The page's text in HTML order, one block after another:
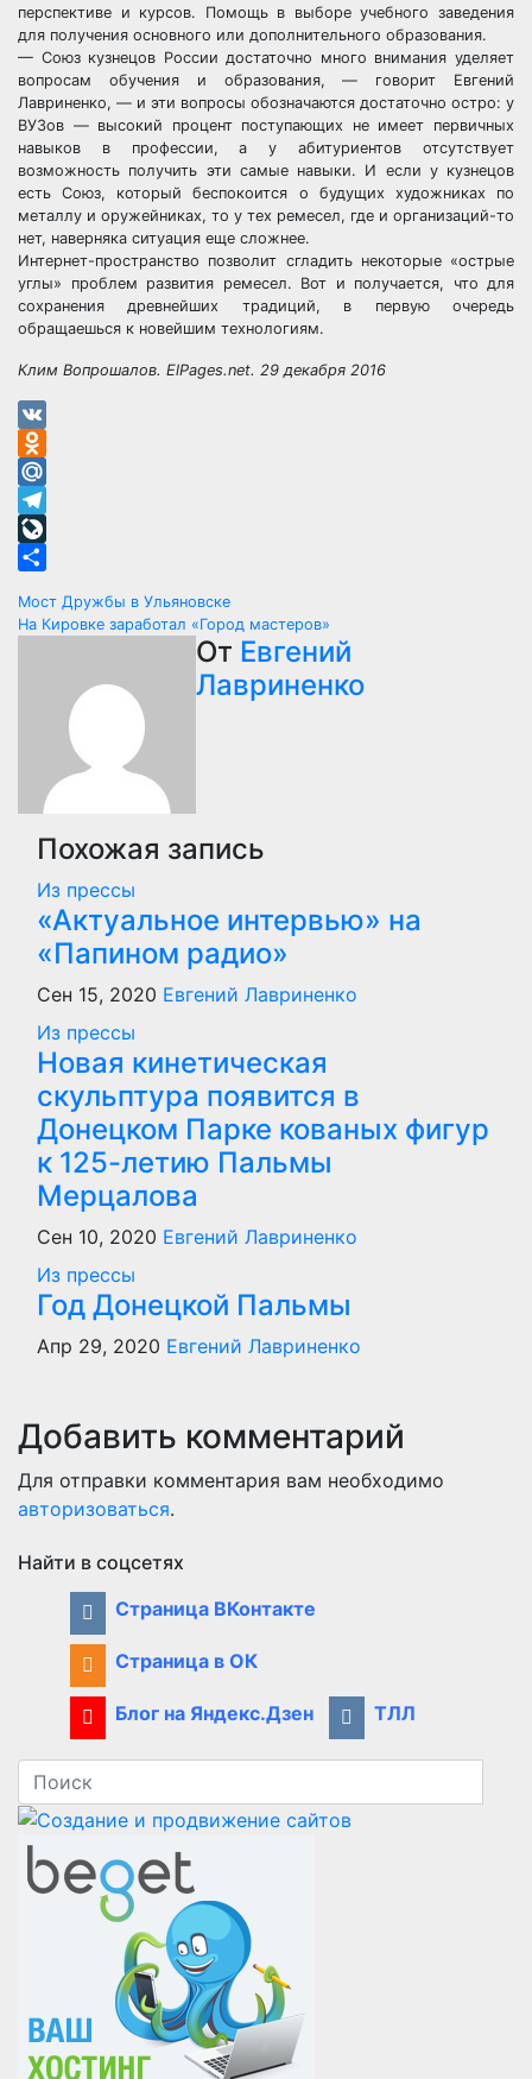
перспективе и курсов. Помощь в выборе учебного заведения
для получения основного или дополнительного образования.
— Союз кузнецов России достаточно много внимания уделяет
вопросам обучения и образования, — говорит Евгений
Лавриненко, — и эти вопросы обозначаются достаточно остро: у
ВУЗов — высокий процент поступающих не имеет первичных
навыков в профессии, а у абитуриентов отсутствует
возможность получить эти самые навыки. И если у кузнецов
есть Союз, который беспокоится о будущих художниках по
металлу и оружейниках, то у тех ремесел, где и организаций-то
нет, наверняка ситуация еще сложнее.
Интернет-пространство позволит сгладить некоторые «острые
углы» проблем развития ремесел. Вот и получается, что для
сохранения древнейших традиций, в первую очередь
обращаешься к новейшим технологиям.
Клим Вопрошалов. ElPages.net. 29 декабря 2016
VK
Odnoklassniki
Mail.Ru
Telegram
LiveJournal
Навигация
записям
Мост Дружбы в Ульяновске
На Кировке заработал «Город мастеров»
От Евгений
Лавриненко
Похожая запись
Из прессы
«Актуальное интервью» на
«Папином радио»
Сен 15, 2020 Евгений Лавриненко
Из прессы
Новая кинетическая
скульптура появится в
Донецком Парке кованых фигур
к 125-летию Пальмы
Мерцалова
Сен 10, 2020 Евгений Лавриненко
Из прессы
Год Донецкой Пальмы
Апр 29, 2020 Евгений Лавриненко
Добавить комментарий
Для отправки комментария вам необходимо
авторизоваться.
Найти в соцсетях
Страница ВКонтакте
Страница в ОК
Блог на Яндекс.Дзен ТЛЛ